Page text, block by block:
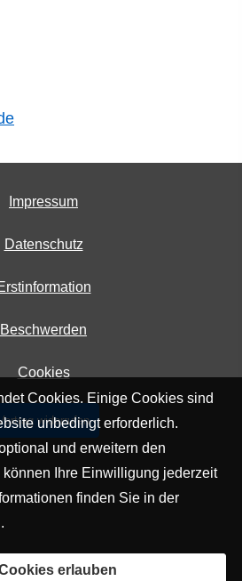
Impressum
Datenschutz
Beschwerden
Cookies
widerrufen
Cookies. Einige Cookies sind
unbedingt erforderlich.
und erweitern den
Ihre Einwilligung jederzeit
finden Sie in der
.
erlauben